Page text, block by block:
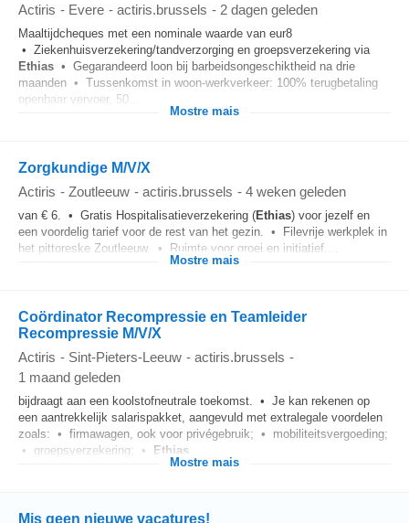
Actiris - Evere - actiris.brussels - 2 dagen geleden
Maaltijdcheques met een nominale waarde van eur8
• Ziekenhuisverzekering/tandverzorging en groepsverzekering via
Ethias • Gegarandeerd loon bij barbeidsongeschiktheid na drie
maanden • Tussenkomst in woon-werkverkeer: 100% terugbetaling
openbaar vervoer, 50...
Mostre mais
Zorgkundige M/V/X
Actiris - Zoutleeuw - actiris.brussels - 4 weken geleden
van € 6. • Gratis Hospitalisatieverzekering (Ethias) voor jezelf en
een voordelig tarief voor de rest van het gezin. • Filevrije werkplek in
het pittoreske Zoutleeuw. • Ruimte voor groei en initiatief....
Mostre mais
Coördinator Recompressie en Teamleider
Recompressie M/V/X
Actiris - Sint-Pieters-Leeuw - actiris.brussels -
1 maand geleden
bijdraagt aan een koolstofneutrale toekomst. • Je kan rekenen op
een aantrekkelijk salarispakket, aangevuld met extralegale voordelen
zoals: • firmawagen, ook voor privégebruik; • mobiliteitsvergoeding;
• groepsverzekering; • Ethias
Mostre mais
Mis geen nieuwe vacatures!